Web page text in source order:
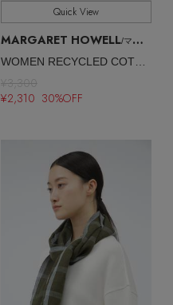
Quick View
MARGARET HOWELL/マーガレット・ハウエル
WOMEN RECYCLED COTTON RIB SOCKS
¥3,300
¥2,310 30%OFF